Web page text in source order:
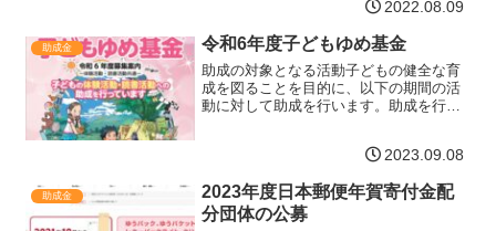
及び地域団体、産業団体助成対象事業令
和5年4月1日から令和6年3月31日までに
実施する次のいず…【詳細はコチラ】
2022.08.09
助成金 令和6年度子どもゆめ基金
助成の対象となる活動子どもの健全な育
成を図ることを目的に、以下の期間の活
動に対して助成を行います。助成を行う
７年３月 31 日までに終了する活動助成
2023.09.08
助成金
2023年度日本郵便年賀寄付金配
分団体の公募